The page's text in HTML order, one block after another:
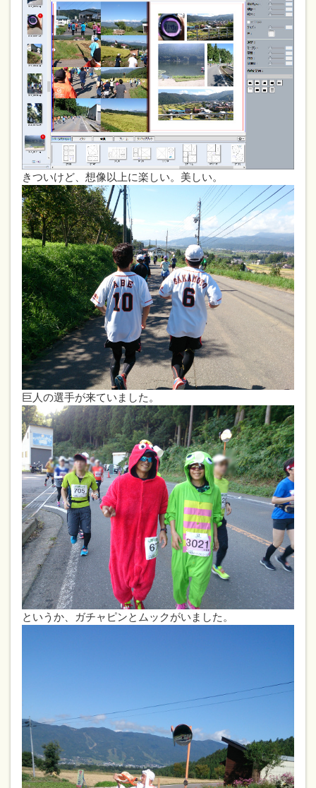
きついけど、想像以上に楽しい。美しい。
巨人の選手が来ていました。
というか、ガチャピンとムックがいました。